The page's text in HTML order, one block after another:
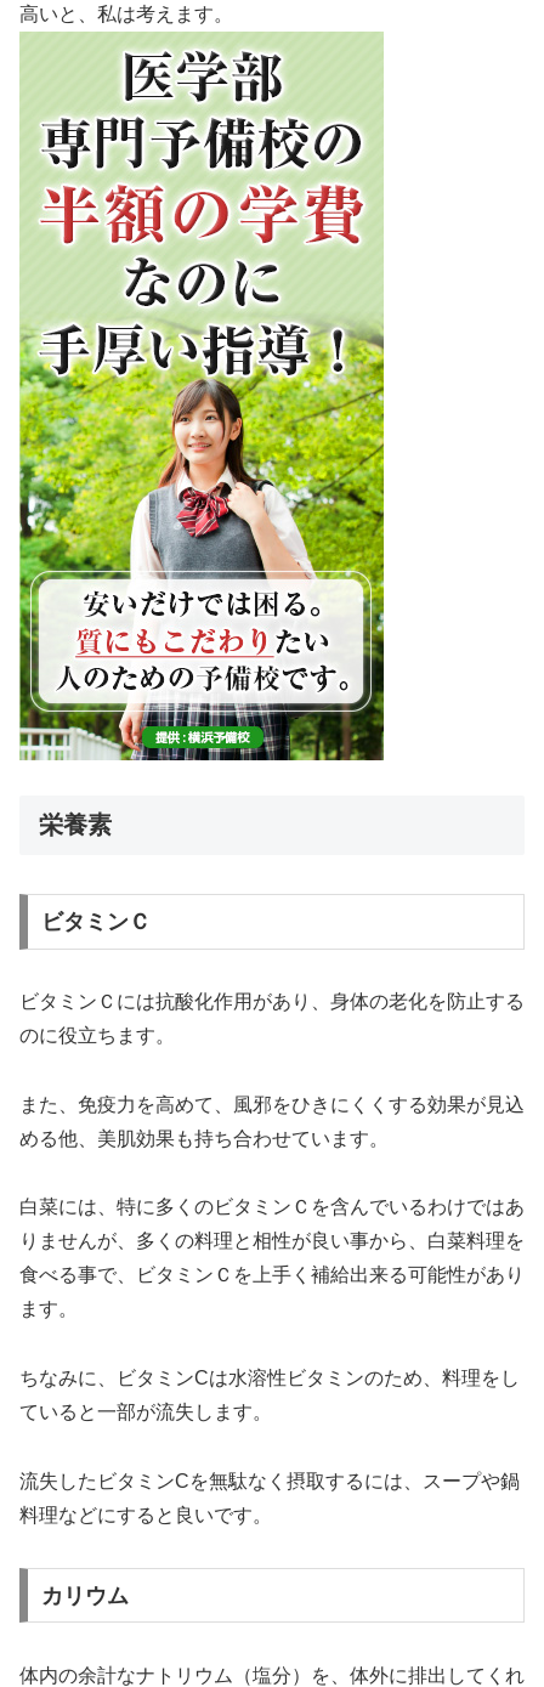
高いと、私は考えます。
栄養素
ビタミンＣ
ビタミンＣには抗酸化作用があり、身体の老化を防止する
のに役立ちます。
また、免疫力を高めて、風邪をひきにくくする効果が見込
める他、美肌効果も持ち合わせています。
白菜には、特に多くのビタミンＣを含んでいるわけではあ
りませんが、多くの料理と相性が良い事から、白菜料理を
食べる事で、ビタミンＣを上手く補給出来る可能性があり
ます。
ちなみに、ビタミンCは水溶性ビタミンのため、料理をし
ていると一部が流失します。
流失したビタミンCを無駄なく摂取するには、スープや鍋
料理などにすると良いです。
カリウム
体内の余計なナトリウム（塩分）を、体外に排出してくれ